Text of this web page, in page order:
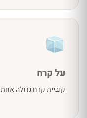
על קרח
קוביית קרח גדולה אחת